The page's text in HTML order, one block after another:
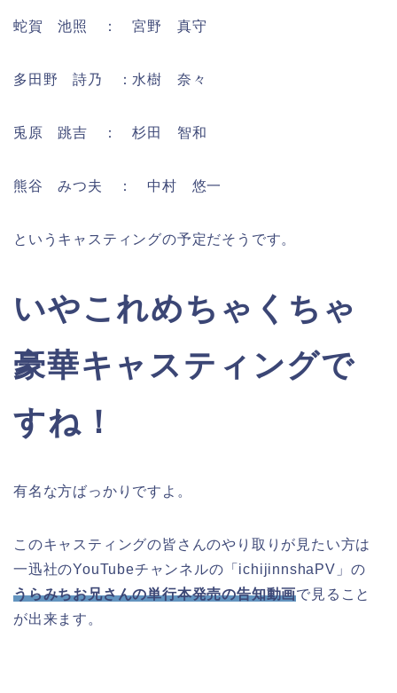
蛇賀 池照 ： 宮野 真守
多田野 詩乃 ：水樹 奈々
兎原 跳吉 ： 杉田 智和
熊谷 みつ夫 ： 中村 悠一
というキャスティングの予定だそうです。
いやこれめちゃくちゃ
豪華キャスティングで
すね！
有名な方ばっかりですよ。
このキャスティングの皆さんのやり取りが見たい方は
一迅社のYouTubeチャンネルの「ichijinnshaPV」の
うらみちお兄さんの単行本発売の告知動画で見ること
が出来ます。